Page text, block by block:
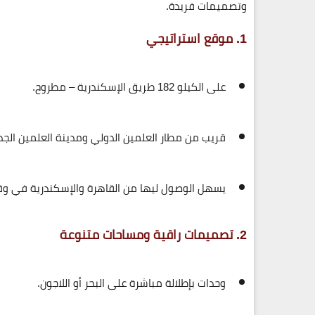
وتصميمات فريدة.
1. موقع استراتيجي
على الكيلو 182 طريق الإسكندرية – مطروح.
قريب من مطار العلمين الدولي ومدينة العلمين
يسهل الوصول ليها من القاهرة والإسكندرية في
2. تصميمات راقية ومساحات متنوعة
وحدات بإطلالة مباشرة على البحر أو اللاجون.